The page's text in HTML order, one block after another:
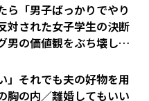
ら「男子ばっかりでやり
対された女子学生の決断
男の価値観をぶち壊した
」それでも夫の好物を用
胸の内／離婚してもいい